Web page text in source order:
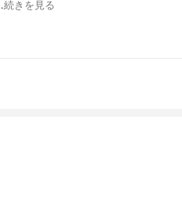
続きを見る